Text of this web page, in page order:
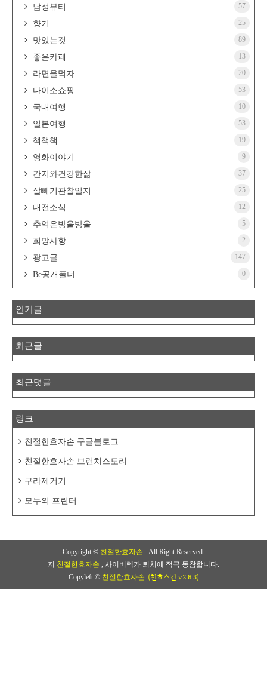
남성뷰티 57
향기 25
맛있는것 89
좋은카페 13
라면을먹자 20
다이소쇼핑 53
국내여행 10
일본여행 53
책책책 19
영화이야기 9
간지와건강한삶 37
살빼기관찰일지 25
대전소식 12
추억은방울방울 5
희망사항 2
광고글 147
Be공개폴더 0
인기글
최근글
최근댓글
링크
친절한효자손 구글블로그
친절한효자손 브런치스토리
구라제거기
모두의 프린터
Copyright © 친절한효자손 . All Right Reserved.
저 친절한효자손 , 사이버렉카 퇴치에 적극 동참합니다.
Copyleft © 친절한효자손 (친효스킨 v2.6.3)